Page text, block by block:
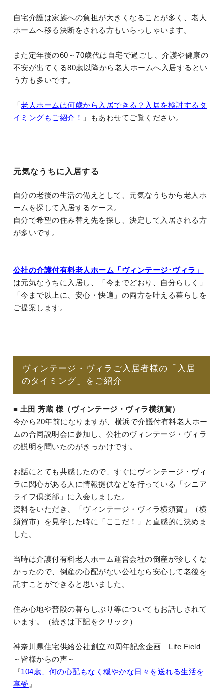
自宅介護は家族への負担が大きくなることが多く、老人
ホームへ移る決断をされる方もいらっしゃいます。
また定年後の60～70歳代は自宅で過ごし、介護や健康の
不安が出てくる80歳以降から老人ホームへ入居するとい
う方も多いです。
「老人ホームは何歳から入居できる？入居を検討するタ
イミングもご紹介！
」もあわせてご覧ください。
元気なうちに入居する
自分の老後の生活の備えとして、元気なうちから老人ホ
ームを探して入居するケース。
自分で希望の住み替え先を探し、決定して入居される方
が多いです。
公社の介護付有料老人ホーム「ヴィンテージ･ヴィラ」
は元気なうちに入居し、「今までどおり、自分らしく」
「今まで以上に、安心・快適」の両方を叶える暮らしを
ご提案します。
ヴィンテージ・ヴィラご入居者様の「入居
のタイミング」をご紹介
■ 土田 芳蔵 様（ヴィンテージ・ヴィラ横須賀）
今から20年前になりますが、横浜で介護付有料老人ホー
ムの合同説明会に参加し、公社のヴィンテージ・ヴィラ
の説明を聞いたのがきっかけです。
お話にとても共感したので、すぐにヴィンテージ・ヴィ
ラに関心がある人に情報提供などを行っている「シニア
ライフ倶楽部」に入会しました。
資料をいただき、「ヴィンテージ・ヴィラ横須賀」（横
須賀市）を見学した時に「ここだ！」と直感的に決めま
した。
当時は介護付有料老人ホーム運営会社の倒産が珍しくな
かったので、倒産の心配がない公社なら安心して老後を
託すことができると思いました。
住み心地や普段の暮らしぶり等についてもお話しされて
います。（続きは下記をクリック）
神奈川県住宅供給公社創立70周年記念企画 Life Field
～皆様からの声～
『104歳、何の心配もなく穏やかな日々を送れる生活を
享受 』